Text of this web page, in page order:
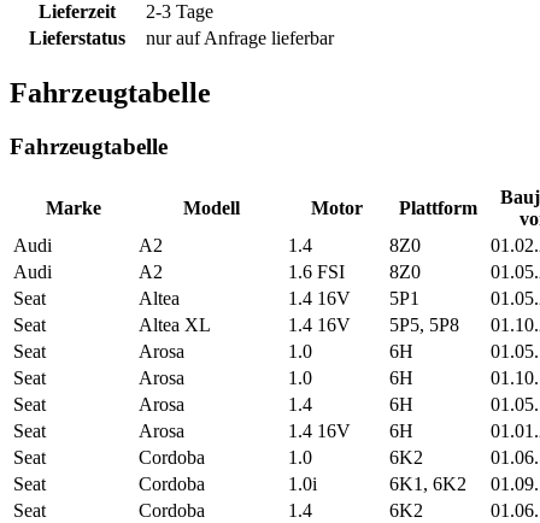
Lieferzeit
2-3 Tage
Lieferstatus
nur auf Anfrage lieferbar
Fahrzeugtabelle
Fahrzeugtabelle
Marke Modell Motor Plattform
Audi
A2 1.4 8Z0
Audi
A2 1.6 FSI 8Z0
Seat
Altea 1.4 16V 5P1
Seat
Altea XL 1.4 16V 5P5, 5P8
Seat
Arosa 1.0 6H
Seat
Arosa 1.0 6H
Seat
Arosa 1.4 6H
Seat
Arosa 1.4 16V 6H
Seat
Cordoba 1.0 6K2
Seat
Cordoba 1.0i 6K1, 6K2
Seat
Cordoba 1.4 6K2